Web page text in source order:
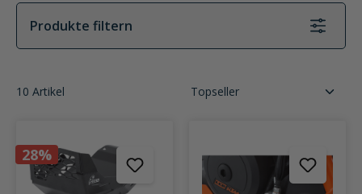
Produkte filtern
10 Artikel
28%